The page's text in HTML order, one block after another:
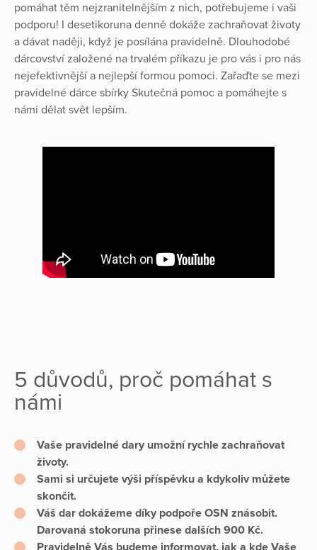
pomáhat těm nejzranitelnějším z nich, potřebujeme i vaši
podporu! I desetikoruna denně dokáže zachraňovat životy
a dávat naději, když je posílána pravidelně. Dlouhodobé
dárcovství založené na trvalém příkazu je pro vás i pro nás
nejefektivnější a nejlepší formou pomoci. Zařaďte se mezi
pravidelné dárce sbírky Skutečná pomoc a pomáhejte s
námi dělat svět lepším.
5 důvodů, proč pomáhat s
námi
Vaše pravidelné dary umožní rychle zachraňovat
životy.
Sami si určujete výši příspěvku a kdykoliv můžete
skončit.
Váš dar dokážeme díky podpoře OSN znásobit.
Darovaná stokoruna přinese dalších 900 Kč.
Pravidelně Vás budeme informovat, jak a kde Vaše